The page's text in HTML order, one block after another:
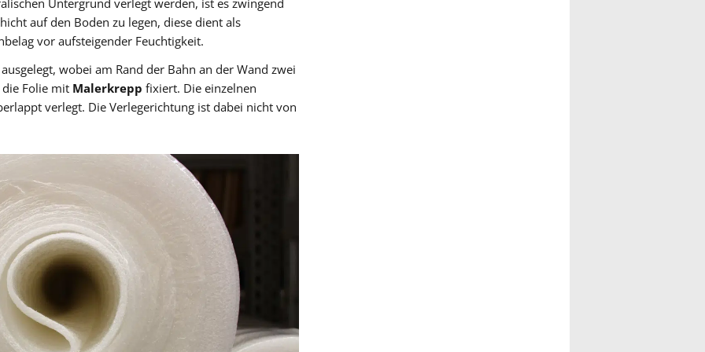
Untergrund verlegt werden, ist es zwingend
auf den Boden zu legen, diese dient als
vor aufsteigender Feuchtigkeit.
wobei am Rand der Bahn an der Wand zwei
Folie mit Malerkrepp fixiert. Die einzelnen
verlegt. Die Verlegerichtung ist dabei nicht von